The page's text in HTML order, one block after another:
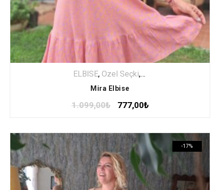
ELBİSE, Özel Seçki, Uzun Elbise
Mira Elbise
1.099,00₺ 777,00₺
-17%